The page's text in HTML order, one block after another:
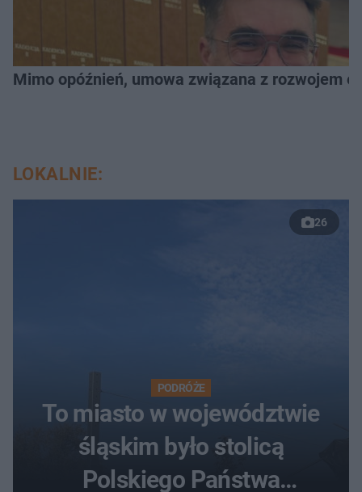
Mimo opóźnień, umowa związana z rozwojem
LOKALNIE:
26
PODRÓŻE
To miasto w województwie
śląskim było stolicą
Polskiego Państwa